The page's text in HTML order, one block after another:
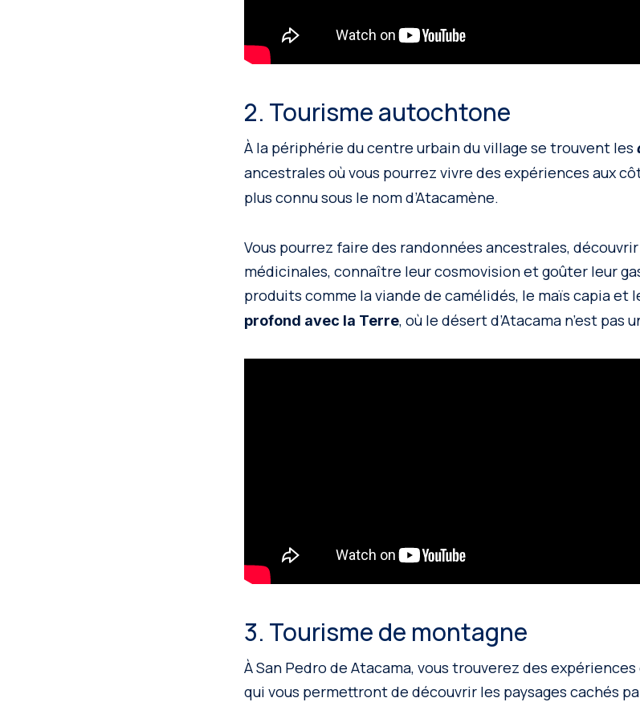
2. Tourisme autochtone
À la périphérie du centre urbain du village se trouvent les
ancestrales où vous pourrez vivre des expériences aux
plus connu sous le nom d’Atacamène.
Vous pourrez faire des randonnées ancestrales,
médicinales, connaître leur cosmovision et goûter leur
produits comme la viande de camélidés, le maïs capia et
profond avec la Terre, où le désert d’Atacama n’est pas
3. Tourisme de montagne
À San Pedro de Atacama, vous trouverez des
qui vous permettront de découvrir les paysages cachés